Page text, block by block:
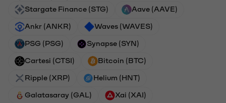
Stargate Finance (STG) Aave (AAVE)
Ankr (ANKR) Waves (WAVES)
PSG (PSG) Synapse (SYN)
Cartesi (CTSI) Bitcoin (BTC)
Ripple (XRP) Helium (HNT)
Galatasaray (GAL) Xai (XAI)